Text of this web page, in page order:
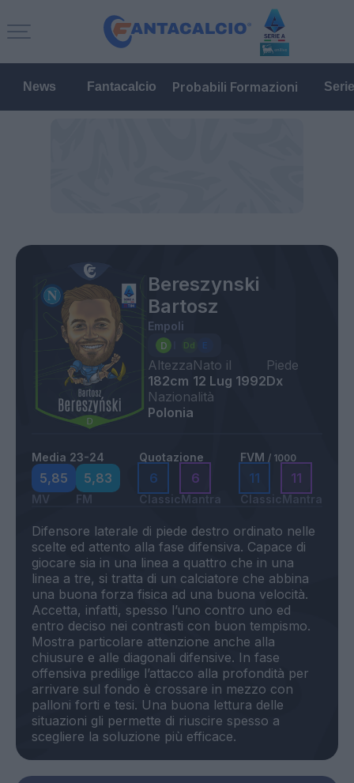
News Fantacalcio Probabili Formazioni
Bereszynski
Bartosz
Empoli
Altezza
182cm
Nato il
12 Lug 1992
Piede
Dx
Nazionalità
Polonia
Media 23-24
5,85
MV
5,83
FM
Quotazione
6
Classic
6
Mantra
FVM / 1000
11
Classic
11
Mantra
Difensore laterale di piede destro ordinato nelle
scelte ed attento alla fase difensiva. Capace di
giocare sia in una linea a quattro che in una
linea a tre, si tratta di un calciatore che abbina
una buona forza fisica ad una buona velocità.
Accetta, infatti, spesso l’uno contro uno ed
entro deciso nei contrasti con buon tempismo.
Mostra particolare attenzione anche alla
chiusure e alle diagonali difensive. In fase
offensiva predilige l’attacco alla profondità per
arrivare sul fondo è crossare in mezzo con
palloni forti e tesi. Una buona lettura delle
situazioni gli permette di riuscire spesso a